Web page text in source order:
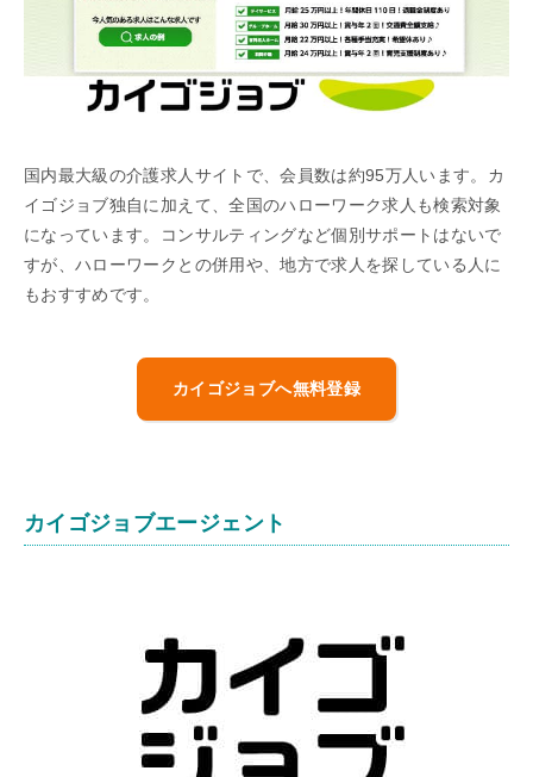
国内最大級の介護求人サイトで、会員数は約95万人います。カ
イゴジョブ独自に加えて、全国のハローワーク求人も検索対象
になっています。コンサルティングなど個別サポートはないで
すが、ハローワークとの併用や、地方で求人を探している人に
もおすすめです。
カイゴジョブへ無料登録
カイゴジョブエージェント